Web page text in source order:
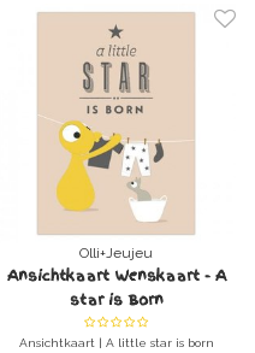
Olli+Jeujeu
Ansichtkaart Wenskaart - A
star is Born
Ansichtkaart | A little star is born